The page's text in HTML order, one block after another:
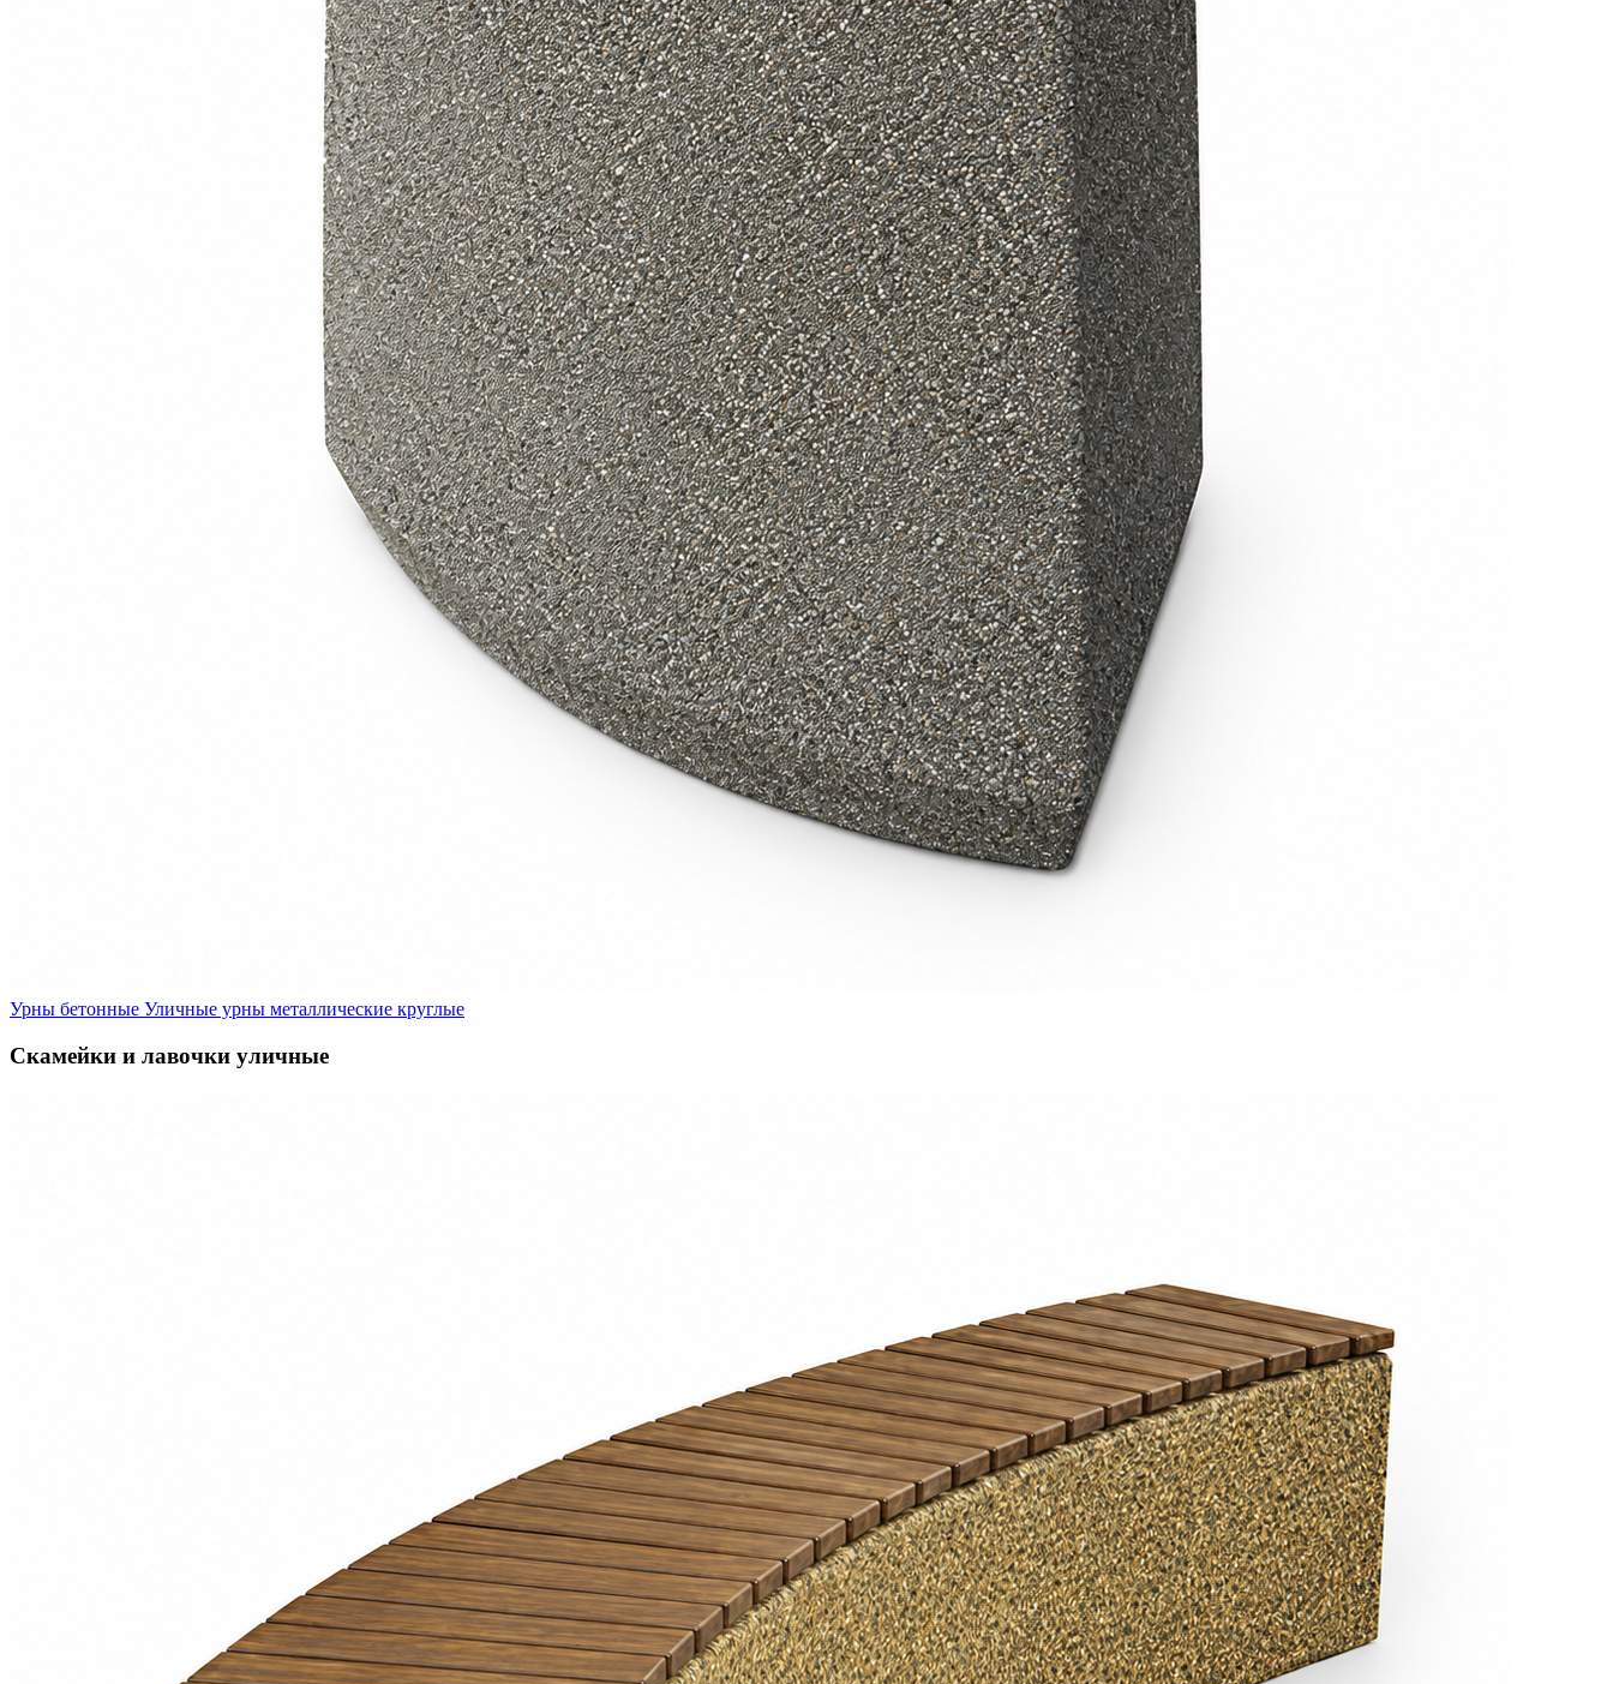
Урны бетонные Уличные урны металлические круглые
Скамейки и лавочки уличные